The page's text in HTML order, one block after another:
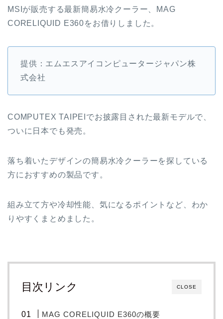
MSIが販売する最新簡易水冷クーラー、MAG
CORELIQUID E360をお借りしました。
提供：エムエスアイコンピュータージャパン株
式会社
COMPUTEX TAIPEIでお披露目された最新モデルで、
ついに日本でも発売。
落ち着いたデザインの簡易水冷クーラーを探している
方におすすめの製品です。
組み立て方や冷却性能、気になるポイントなど、わか
りやすくまとめました。
CLOSE
目次リンク
MAG CORELIQUID E360の概要